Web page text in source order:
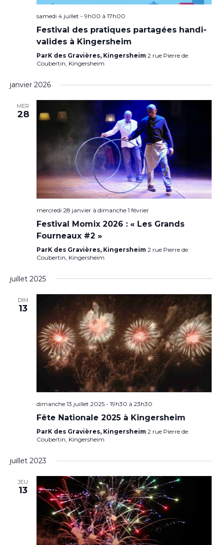
samedi 4 juillet - 9h00 à 17h00
Festival des pratiques partagées handi-
valides à Kingersheim
ParK des Gravières, Kingersheim 2 rue Pierre de
Coubertin, Kingersheim
janvier 2026
MER
28
mercredi 28 janvierà dimanche 1 février
Festival Momix 2026 : « Les Grands
Fourneaux #2 »
ParK des Gravières, Kingersheim 2 rue Pierre de
Coubertin, Kingersheim
juillet 2025
DIM
13
dimanche 13 juillet 2025 - 19h30 à 23h30
Fête Nationale 2025 à Kingersheim
ParK des Gravières, Kingersheim 2 rue Pierre de
Coubertin, Kingersheim
juillet 2023
JEU
13